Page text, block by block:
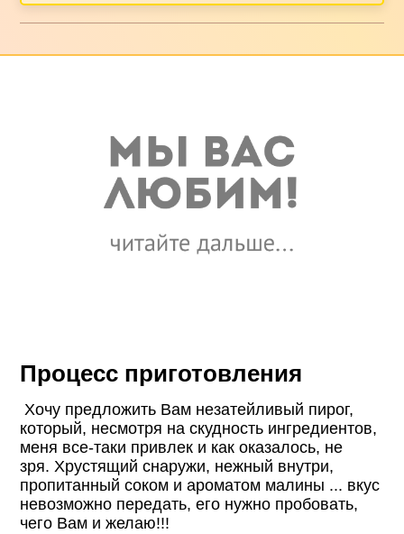
Процесс приготовления
Хочу предложить Вам незатейливый пирог,
который, несмотря на скудность ингредиентов,
меня все-таки привлек и как оказалось, не
зря. Хрустящий снаружи, нежный внутри,
пропитанный соком и ароматом малины ... вкус
невозможно передать, его нужно пробовать,
чего Вам и желаю!!!